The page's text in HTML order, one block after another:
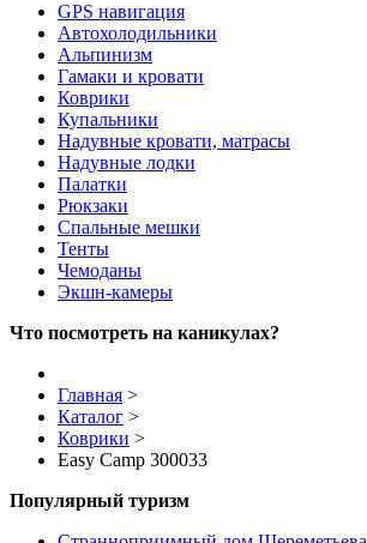
GPS навигация
Автохолодильники
Альпинизм
Гамаки и кровати
Коврики
Купальники
Надувные кровати, матрасы
Надувные лодки
Палатки
Рюкзаки
Спальные мешки
Тенты
Чемоданы
Экшн-камеры
Что посмотреть на каникулах?
Главная >
Каталог >
Коврики >
Easy Camp 300033
Популярный туризм